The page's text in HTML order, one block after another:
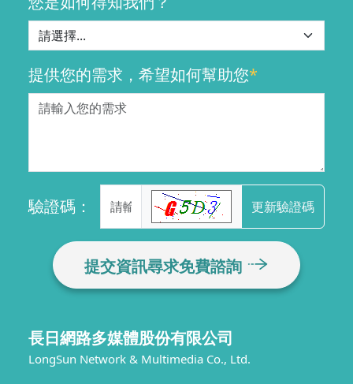
提供您的需求，希望如何幫助您*
驗證碼： 更新驗證碼
提交資訊尋求免費諮詢
長日網路多媒體股份有限公司
LongSun Network & Multimedia Co., Ltd.